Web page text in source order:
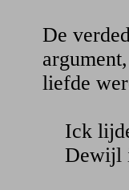
De
liefde
Ick
Dewijl